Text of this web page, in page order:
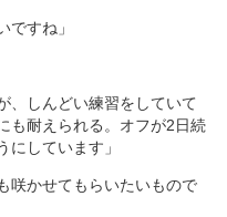
ですね」
、しんどい練習をしていて
も耐えられる。オフが2日続
にしています」
咲かせてもらいたいもので